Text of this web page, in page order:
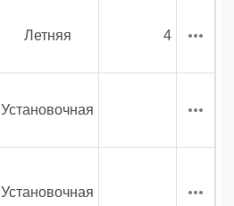
Летняя 4
Установочная
Установочная